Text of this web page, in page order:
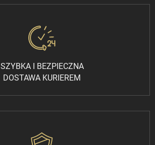
SZYBKA I BEZPIECZNA
DOSTAWA KURIEREM